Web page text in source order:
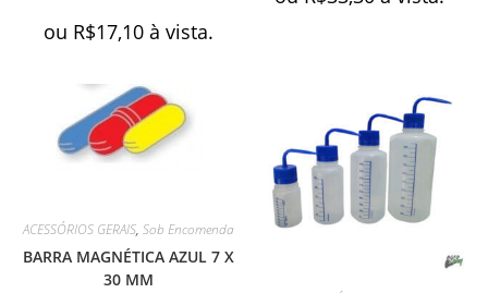
ou R$17,10 à vista.
ACESSÓRIOS GERAIS,Sob Encomenda
BARRA MAGNÉTICA AZUL 7 X
30 MM